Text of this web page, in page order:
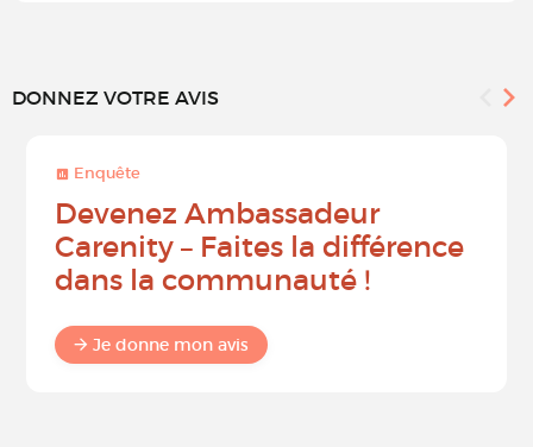
DONNEZ VOTRE AVIS
Enquête
Devenez Ambassadeur
Carenity – Faites la différence
dans la communauté !
Je donne mon avis